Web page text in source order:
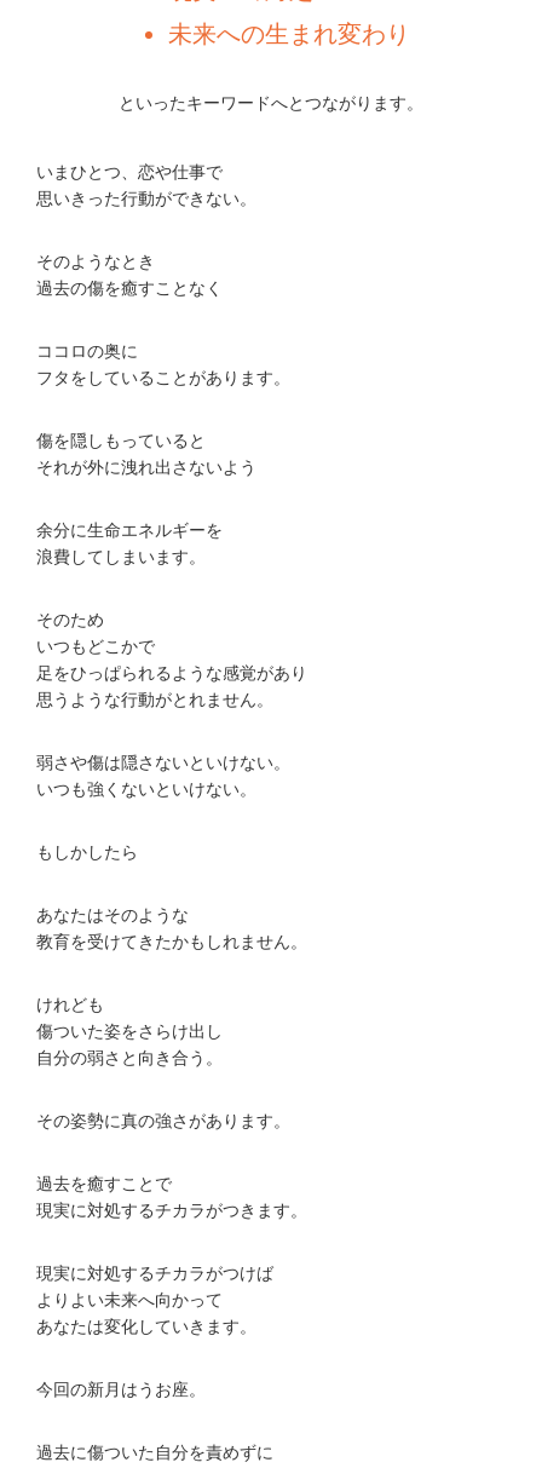
未来への生まれ変わり
といったキーワードへとつながります。
いまひとつ、恋や仕事で
思いきった行動ができない。
そのようなとき
過去の傷を癒すことなく
ココロの奥に
フタをしていることがあります。
傷を隠しもっていると
それが外に洩れ出さないよう
余分に生命エネルギーを
浪費してしまいます。
そのため
いつもどこかで
足をひっぱられるような感覚があり
思うような行動がとれません。
弱さや傷は隠さないといけない。
いつも強くないといけない。
もしかしたら
あなたはそのような
教育を受けてきたかもしれません。
けれども
傷ついた姿をさらけ出し
自分の弱さと向き合う。
その姿勢に真の強さがあります。
過去を癒すことで
現実に対処するチカラがつきます。
現実に対処するチカラがつけば
よりよい未来へ向かって
あなたは変化していきます。
今回の新月はうお座。
過去に傷ついた自分を責めずに